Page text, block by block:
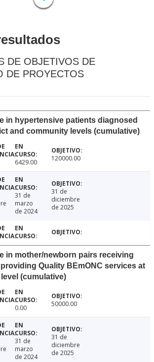
DE OBJETIVOS DE
DE PROYECTOS
in hypertensive patients diagnosed
and community levels (cumulative)
6429.00 120000.00
31 de
marzo
de 2024
31 de
diciembre
de 2025
in mother/newborn pairs receiving
Quality BEmONC services at
(cumulative)
0.00 50000.00
31 de
marzo
de 2024
31 de
diciembre
de 2025